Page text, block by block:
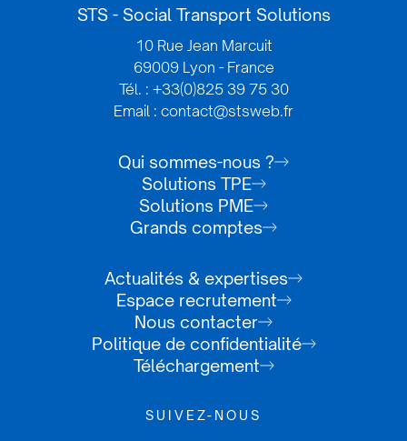
STS - Social Transport Solutions
10 Rue Jean Marcuit
69009 Lyon - France
Tél. : +33(0)825 39 75 30
Email : contact@stsweb.fr
Qui sommes-nous ?
Solutions TPE
Solutions PME
Grands comptes
Actualités & expertises
Espace recrutement
Nous contacter
Politique de confidentialité
Téléchargement
SUIVEZ-NOUS